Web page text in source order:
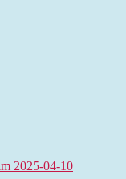
2025-04-10